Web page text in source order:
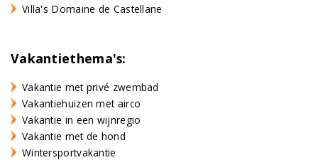
Villa's Domaine de Castellane
Vakantiethema's:
Vakantie met privé zwembad
Vakantiehuizen met airco
Vakantie in een wijnregio
Vakantie met de hond
Wintersportvakantie